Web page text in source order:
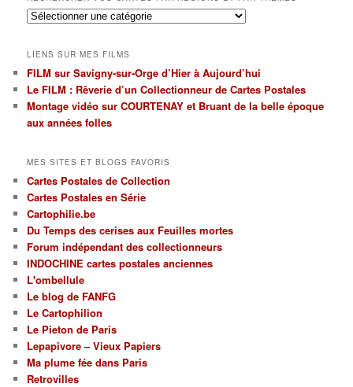
Rechercher
par
régions
et
par
thèmes
LIENS SUR MES FILMS
FILM sur Savigny-sur-Orge d’Hier à Aujourd’hui
Le FILM : Rêverie d’un Collectionneur de Cartes Postales
Montage vidéo sur COURTENAY et Bruant de la belle époque
aux années folles
MES SITES ET BLOGS FAVORIS
Cartes Postales de Collection
Cartes Postales en Série
Cartophilie.be
Du Temps des cerises aux Feuilles mortes
Forum indépendant des collectionneurs
INDOCHINE cartes postales anciennes
L'ombellule
Le blog de FANFG
Le Cartophilion
Le Pieton de Paris
Lepapivore – Vieux Papiers
Ma plume fée dans Paris
Retrovilles